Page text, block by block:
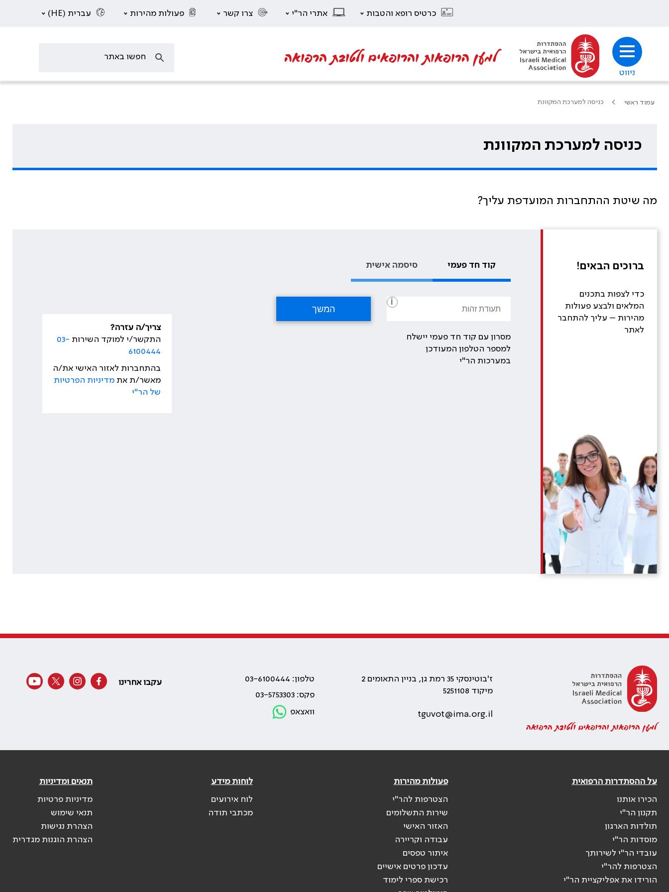
כרטיס רופא והטבות אתרי הר"י צרו קשר פעולות מהירות עברית (HE)
ניווט
למען הרופאות והרופאים ולטובת הרפואה
עמוד ראשי כניסה למערכת המקוונת
כניסה למערכת המקוונת
מה שיטת ההתחברות המועדפת עליך?
ברוכים הבאים!
כדי לצפות בתכנים
המלאים ולבצע פעולות
מהירות – עליך להתחבר
לאתר
קוד חד פעמי סיסמה אישית
i
מסרון עם קוד חד פעמי יישלח
למספר הטלפון המעודכן
במערכות הר"י
צריך/ה עזרה?
התקשר/י למוקד השירות 03-
6100444
בהתחברות לאזור האישי את/ה
מאשר/ת אתמדיניות הפרטיות
של הר"י
למען הרופאות והרופאים ולטובת הרפואה
ז'בוטינסקי 35 רמת גן, בניין התאומים 2
מיקוד 5251108
tguvot@ima.org.il
טלפון: 03-6100444
פקס: 03-5753303
וואצאפ
עקבו אחרינו
על ההסתדרות הרפואית
הכירו אותנו
תקנון הר"י
תולדות הארגון
מוסדות הר"י
עובדי הר"י לשירותך
הצטרפות להר"י
הורידו את אפליקציית הר"י
פעולות מהירות
הצטרפות להר"י
שירות התשלומים
האזור האישי
עבודה וקריירה
איתור טפסים
עדכון פרטים אישיים
רכישת ספרי לימוד
לוחות מידע
לוח אירועים
מכתבי תודה
תנאים ומדיניות
מדיניות פרטיות
תנאי שימוש
הצהרת נגישות
הצהרת הוגנות מגדרית